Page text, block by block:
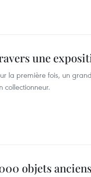
une
la première fois, un
collectionneur.
objets anciens